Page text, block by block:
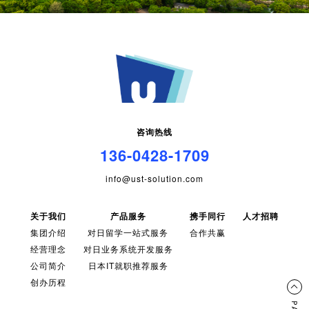
咨询热线
136-0428-1709
info@ust-solution.com
关于我们
集团介绍
经营理念
公司简介
创办历程
产品服务
对日留学一站式服务
对日业务系统开发服务
日本IT就职推荐服务
携手同行
合作共赢
人才招聘